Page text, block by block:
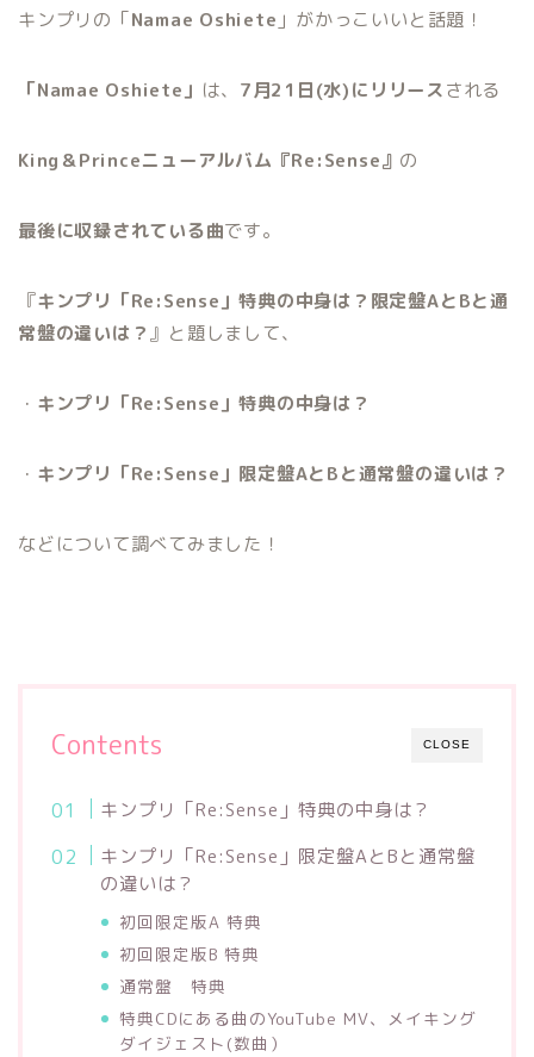
キンプリの「Namae Oshiete 」がかっこいいと話題！
「Namae Oshiete」 は、 7月21日(水)にリリースされる
King＆Princeニューアルバム『Re:Sense』 の
最後に収録されている曲です。
『キンプリ「Re:Sense」特典の中身は？限定盤AとBと通
常盤の違いは？』と題しまして、
・ キンプリ「Re:Sense」特典の中身は？
・ キンプリ「Re:Sense」限定盤AとBと通常盤の違いは？
などについて調べてみました！
CLOSE
Contents
キンプリ「Re:Sense」特典の中身は？
キンプリ「Re:Sense」限定盤AとBと通常盤
の違いは？
初回限定版A 特典
初回限定版B 特典
通常盤 特典
特典CDにある曲のYouTube MV、メイキング
ダイジェスト(数曲）